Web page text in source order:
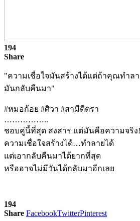
194
Share
"ความเชื่อใจมันสร้างได้แต่ถ้าคุณทำล
มันกลับคืนมา"
#หมอก้อย #ศิวา #สามีตีตรา
……………..
ชอบคู่นี้ที่สุด สงสาร แต่มันคือความจริง!
ความเชื่อใจสร้างได้…ทำลายได้
แต่เอากลับคืนมาได้ยากที่สุด
หรืออาจไม่มีวันได้กลับมาอีกเลย
194
Share FacebookTwitterPinterest